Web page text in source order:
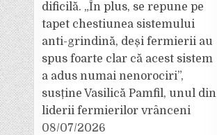
dificilă. „În plus, se repune pe
tapet chestiunea sistemului
anti-grindină, deși fermierii au
spus foarte clar că acest sistem
a adus numai nenorociri”,
susține Vasilică Pamfil, unul din
liderii fermierilor vrânceni
08/07/2026